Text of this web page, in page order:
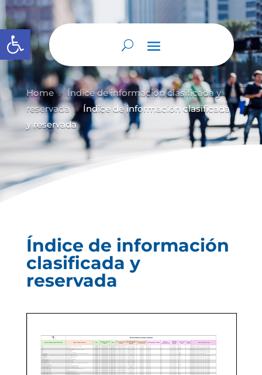
Abrir barra de herramientas
Home 9 Índice de información clasificada y
reservada 9 Índice de información clasificada
y reservada
Índice de información
clasificada y
reservada